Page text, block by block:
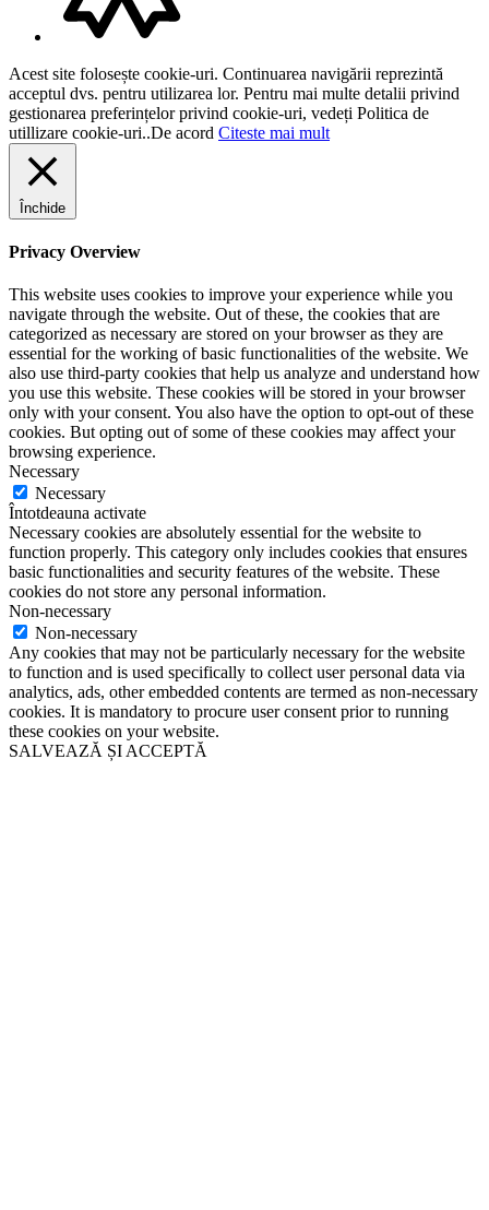
Acest site folosește cookie-uri. Continuarea navigării reprezintă
acceptul dvs. pentru utilizarea lor. Pentru mai multe detalii privind
gestionarea preferințelor privind cookie-uri, vedeți Politica de
utillizare cookie-uri..De acord Citeste mai mult
Închide
Privacy Overview
This website uses cookies to improve your experience while you
navigate through the website. Out of these, the cookies that are
categorized as necessary are stored on your browser as they are
essential for the working of basic functionalities of the website. We
also use third-party cookies that help us analyze and understand how
you use this website. These cookies will be stored in your browser
only with your consent. You also have the option to opt-out of these
cookies. But opting out of some of these cookies may affect your
browsing experience.
Necessary
Necessary
Întotdeauna activate
Necessary cookies are absolutely essential for the website to
function properly. This category only includes cookies that ensures
basic functionalities and security features of the website. These
cookies do not store any personal information.
Non-necessary
Non-necessary
Any cookies that may not be particularly necessary for the website
to function and is used specifically to collect user personal data via
analytics, ads, other embedded contents are termed as non-necessary
cookies. It is mandatory to procure user consent prior to running
these cookies on your website.
SALVEAZĂ ȘI ACCEPTĂ